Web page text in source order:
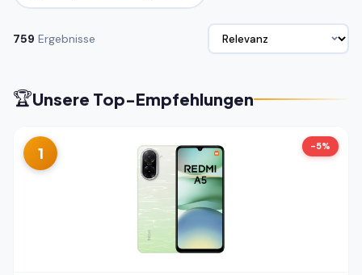
759 Ergebnisse
🏆Unsere Top-Empfehlungen
1 -5%